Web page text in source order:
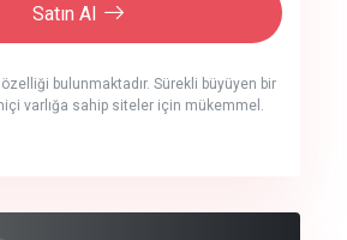
Satın Al
bulunmaktadır. Sürekli büyüyen bir
varlığa sahip siteler için mükemmel.
auto cync